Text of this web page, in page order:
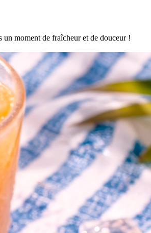
moment de fraîcheur et de douceur !